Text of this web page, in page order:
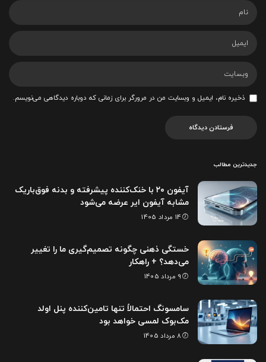
ذخیره نام، ایمیل و وبسایت من در مرورگر برای زمانی که دوباره دیدگاهی می‌نویسم.
جدیدترین مطالب
آیفون ۲۰ با خنک‌کننده پیشرفته و بدنه فوق‌باریک
مشابه آیفون ایر عرضه می‌شود
14 مرداد 1405
خستگی ذهنی چگونه تصمیم‌گیری ما را تغییر
می‌دهد؟ + راهکار
9 مرداد 1405
سامسونگ احتمالاً تنها تامین‌کننده پنل اولد
مک‌بوک لمسی خواهد بود
8 مرداد 1405